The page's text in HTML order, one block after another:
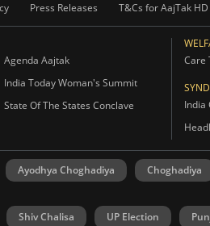
Press Releases T&Cs for AajTak
Agenda Aajtak
India Today Woman's Summit
State Of The States Conclave
Care
India
Ayodhya Choghadiya Choghadiya
Shiv Chalisa UP Election